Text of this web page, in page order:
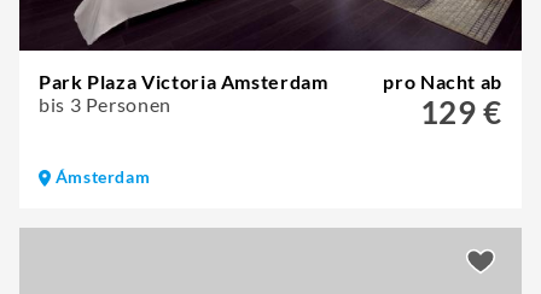
Park Plaza Victoria Amsterdam
bis 3 Personen
pro Nacht ab
129 €
Ámsterdam